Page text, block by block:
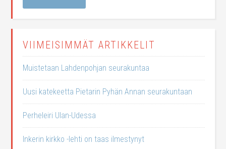
VIIMEISIMMÄT ARTIKKELIT
Muistetaan Lahdenpohjan seurakuntaa
Uusi katekeetta Pietarin Pyhän Annan seurakuntaan
Perheleiri Ulan-Udessa
Inkerin kirkko -lehti on taas ilmestynyt